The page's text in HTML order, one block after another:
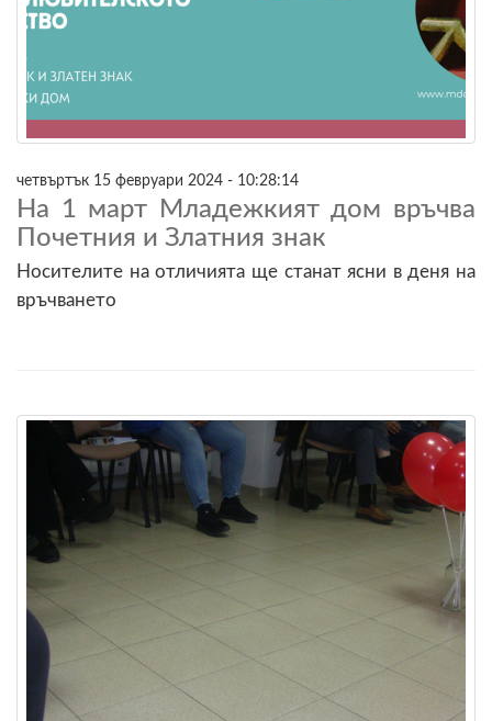
четвъртък 15 февруари 2024 - 10:28:14
На 1 март Младежкият дом връчва
Почетния и Златния знак
Носителите на отличията ще станат ясни в деня на
връчването